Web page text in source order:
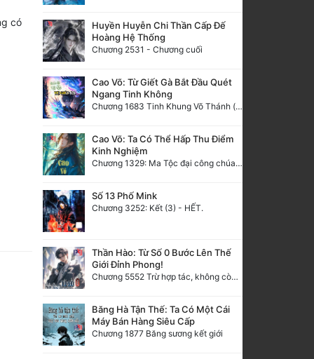
có
Huyền Huyễn Chi Thần Cấp Đế
Hoàng Hệ Thống
Chương 2531 - Chương cuối
Cao Võ: Từ Giết Gà Bắt Đầu Quét
Ngang Tinh Không
Chương 1683 Tinh Khung Võ Thánh (Hết)
Cao Võ: Ta Có Thể Hấp Thu Điểm
Kinh Nghiệm
Chương 1329: Ma Tộc đại công chúa Thương Nguyệt
Số 13 Phố Mink
Chương 3252: Kết (3) - HẾT.
Thần Hào: Từ Số 0 Bước Lên Thế
Giới Đỉnh Phong!
Chương 5552 Trừ hợp tác, không còn cách nào khác!
Băng Hà Tận Thế: Ta Có Một Cái
Máy Bán Hàng Siêu Cấp
Chương 1877 Băng sương kết giới